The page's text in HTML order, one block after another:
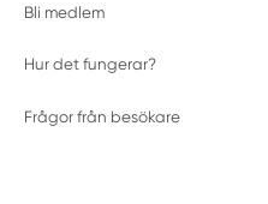
Bli medlem
Hur det fungerar?
Frågor från besökare